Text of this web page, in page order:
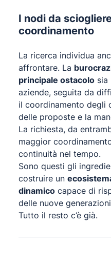
I nodi da
coordinamento
La ricerca individua
affrontare. La
principale ostacolo sia
aziende, seguita da
il coordinamento degli
delle proposte e la
La richiesta, da
maggior
continuità nel tempo.
Sono questi gli
costruire un
dinamico capace di
delle nuove
Tutto il resto c’è già.